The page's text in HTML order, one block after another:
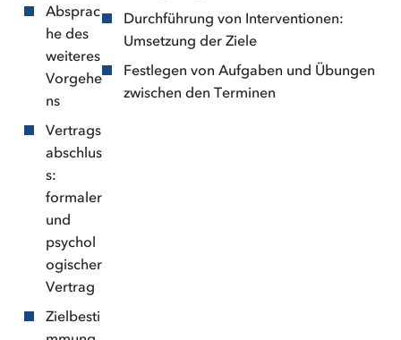
Absprac
he des
weiteres
Vorgehe
ns
Vertrags
abschlus
s:
formaler
und
psychol
ogischer
Vertrag
Zielbesti
Durchführung von Interventionen:
Umsetzung der Ziele
Festlegen von Aufgaben und Übungen
zwischen den Terminen